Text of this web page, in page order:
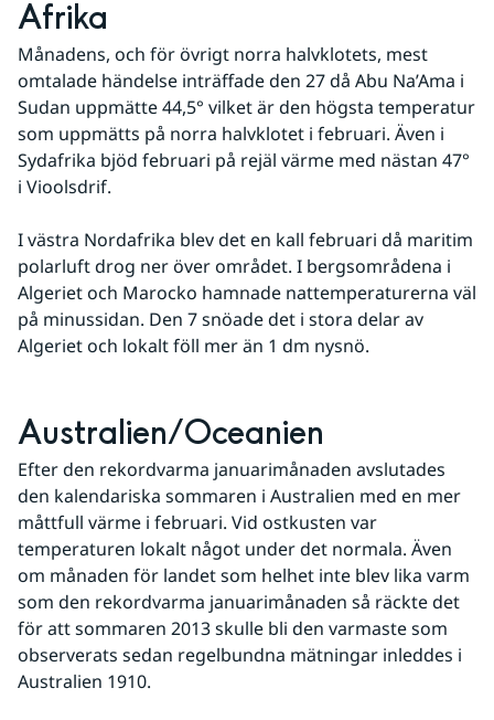
Afrika
Månadens, och för övrigt norra halvklotets, mest
omtalade händelse inträffade den 27 då Abu Na’Ama i
Sudan uppmätte 44,5° vilket är den högsta temperatur
som uppmätts på norra halvklotet i februari. Även i
Sydafrika bjöd februari på rejäl värme med nästan 47°
i Vioolsdrif.
I västra Nordafrika blev det en kall februari då maritim
polarluft drog ner över området. I bergsområdena i
Algeriet och Marocko hamnade nattemperaturerna väl
på minussidan. Den 7 snöade det i stora delar av
Algeriet och lokalt föll mer än 1 dm nysnö.
Australien/Oceanien
Efter den rekordvarma januarimånaden avslutades
den kalendariska sommaren i Australien med en mer
måttfull värme i februari. Vid ostkusten var
temperaturen lokalt något under det normala. Även
om månaden för landet som helhet inte blev lika varm
som den rekordvarma januarimånaden så räckte det
för att sommaren 2013 skulle bli den varmaste som
observerats sedan regelbundna mätningar inleddes i
Australien 1910.